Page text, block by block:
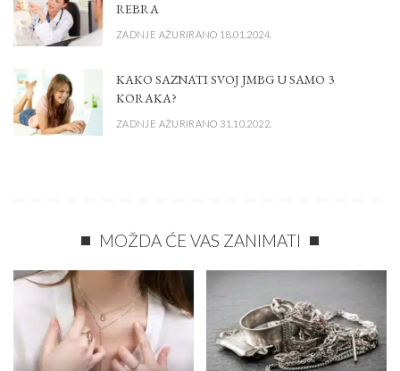
REBRA
ZADNJE AŽURIRANO 18.01.2024.
KAKO SAZNATI SVOJ JMBG U SAMO 3
KORAKA?
ZADNJE AŽURIRANO 31.10.2022.
MOŽDA ĆE VAS ZANIMATI